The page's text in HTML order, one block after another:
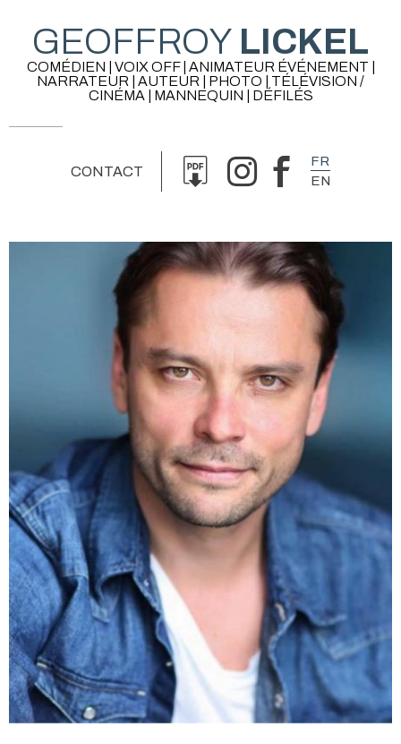
GEOFFROY LICKEL
COMÉDIEN | VOIX OFF | ANIMATEUR ÉVÉNEMENT |
NARRATEUR | AUTEUR | PHOTO | TÉLÉVISION /
CINÉMA | MANNEQUIN | DÉFILÉS
CONTACT
FR
EN